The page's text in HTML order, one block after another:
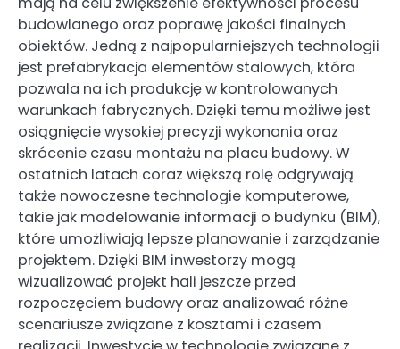
budowlanego oraz poprawę jakości finalnych
obiektów. Jedną z najpopularniejszych technologii
jest prefabrykacja elementów stalowych, która
pozwala na ich produkcję w kontrolowanych
warunkach fabrycznych. Dzięki temu możliwe jest
osiągnięcie wysokiej precyzji wykonania oraz
skrócenie czasu montażu na placu budowy. W
ostatnich latach coraz większą rolę odgrywają
także nowoczesne technologie komputerowe,
takie jak modelowanie informacji o budynku (BIM),
które umożliwiają lepsze planowanie i zarządzanie
projektem. Dzięki BIM inwestorzy mogą
wizualizować projekt hali jeszcze przed
rozpoczęciem budowy oraz analizować różne
scenariusze związane z kosztami i czasem